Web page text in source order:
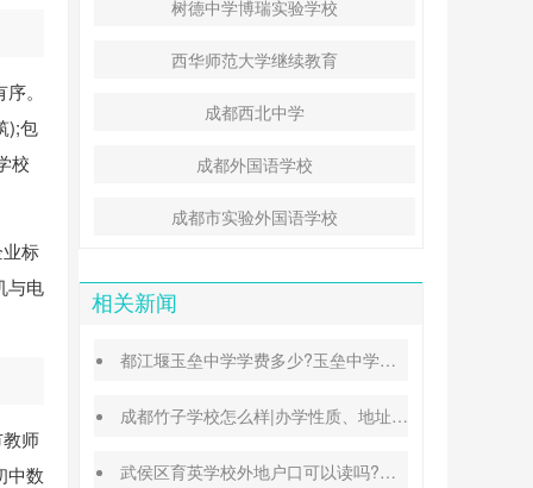
。
);包
校
标
与电
师
中数
树德中学博瑞实验学校
西华师范大学继续教育
成都西北中学
成都外国语学校
成都市实验外国语学校
相关新闻
都江堰玉垒中学学费多少?玉垒中学录取分数线
成都竹子学校怎么样|办学性质、地址、学费汇总
武侯区育英学校外地户口可以读吗?转学插班条件